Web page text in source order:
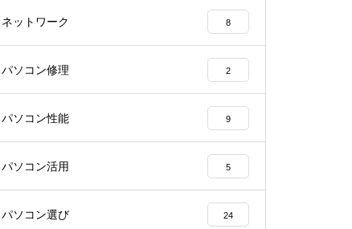
ネットワーク 8
パソコン修理 2
パソコン性能 9
パソコン活用 5
パソコン選び 24